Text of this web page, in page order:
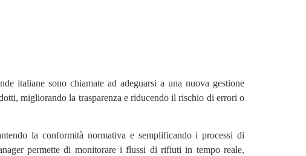
italiane sono chiamate ad adeguarsi a una nuova gestione
migliorando la trasparenza e riducendo il rischio di errori o
la conformità normativa e semplificando i processi di
permette di monitorare i flussi di rifiuti in tempo reale,